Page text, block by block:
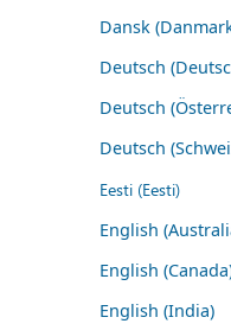
Dansk
Deutsch
Deutsch
Deutsch
Eesti (Eesti)
English
English
English (India)